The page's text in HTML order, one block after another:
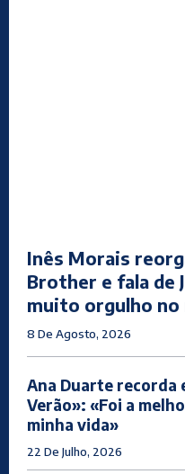
Inês Morais
Brother e fala de
muito orgulho no
8 De Agosto, 2026
Ana Duarte recorda
Verão»: «Foi a
minha vida»
22 De Julho, 2026